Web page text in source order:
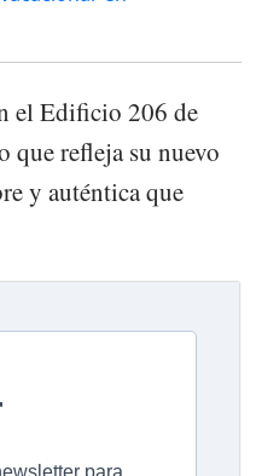
el Edificio 206 de
que refleja su nuevo
y auténtica que